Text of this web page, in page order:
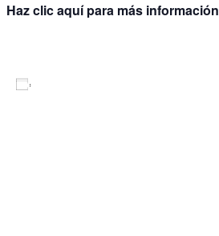
Haz clic aquí para más información